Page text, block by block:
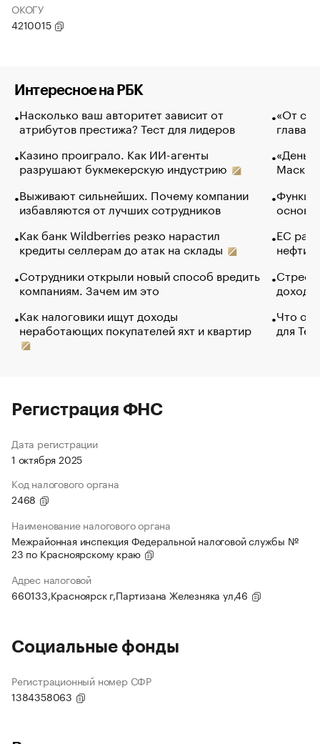
ОКОГУ
4210015
Интересное на РБК
Насколько ваш авторитет зависит от
атрибутов престижа? Тест для лидеров
Казино проиграло. Как ИИ-агенты
разрушают букмекерскую индустрию
Выживают сильнейших. Почему компании
избавляются от лучших сотрудников
Как банк Wildberries резко нарастил
кредиты селлерам до атак на склады
Сотрудники открыли новый способ вредить
компаниям. Зачем им это
Как налоговики ищут доходы
неработающих покупателей яхт и квартир
«От
глава
Маск в
основ
ЕС
нефти
Что
для
Регистрация ФНС
Дата регистрации
1 октября 2025
Код налогового органа
2468
Наименование налогового органа
Межрайонная инспекция Федеральной налоговой службы №
23 по Красноярскому краю
Адрес налоговой
660133,Красноярск г,Партизана Железняка ул,46
Социальные фонды
Регистрационный номер СФР
1384358063